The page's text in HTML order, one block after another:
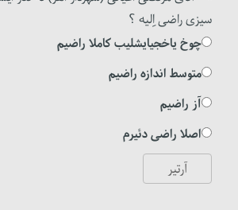
سیزی راضی اِلیه ؟
چوخ یاخجیایشلیب کاملا راضیم
متوسط اندازه راضیم
آز راضیم
اصلا راضی دئیرم